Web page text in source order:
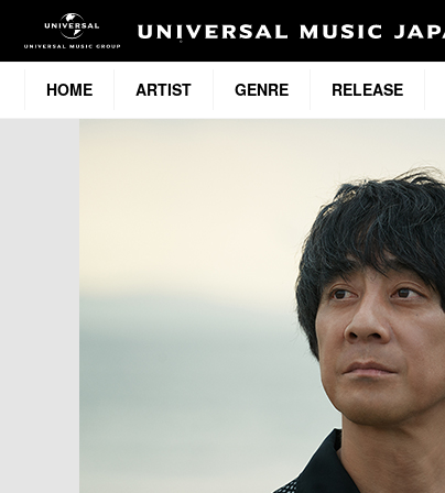
HOME ARTIST GENRE RELEASE